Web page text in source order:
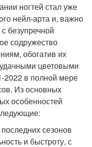
ногтей стал уже
нейл-арта и, важно
безупречной
содружество
обогатив их
цветовыми
2022 в полной мере
Из основных
особенностей
сезонов
и быстроту, с